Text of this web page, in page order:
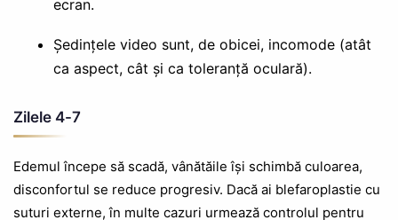
ecran.
Ședințele video sunt, de obicei, incomode (atât
ca aspect, cât și ca toleranță oculară).
Zilele 4-7
Edemul începe să scadă, vânătăile își schimbă culoarea,
disconfortul se reduce progresiv. Dacă ai blefaroplastie cu
suturi externe, în multe cazuri urmează controlul pentru